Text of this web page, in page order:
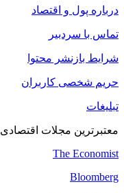
درباره پول و اقتصاد
تماس با سردبیر
شرایط بازنشر محتوا
حریم شخصی کاربران
تبلیغات
معتبرترین مجلات اقتصادی
The Economist
Bloomberg